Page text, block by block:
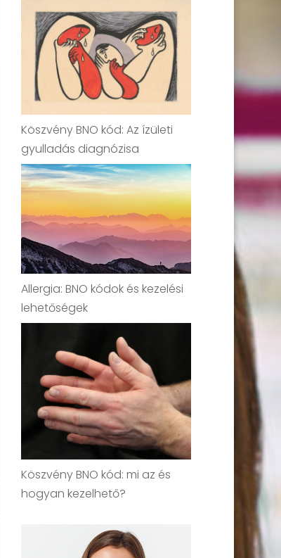
Köszvény BNO kód: Az ízületi
gyulladás diagnózisa
Allergia: BNO kódok és kezelési
lehetőségek
Köszvény BNO kód: mi az és
hogyan kezelhető?